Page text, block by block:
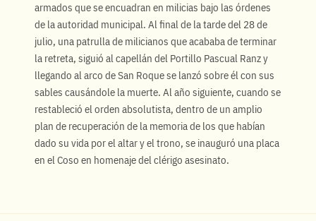
armados que se encuadran en milicias bajo las órdenes
de la autoridad municipal. Al final de la tarde del 28 de
julio, una patrulla de milicianos que acababa de terminar
la retreta, siguió al capellán del Portillo Pascual Ranz y
llegando al arco de San Roque se lanzó sobre él con sus
sables causándole la muerte. Al año siguiente, cuando se
restableció el orden absolutista, dentro de un amplio
plan de recuperación de la memoria de los que habían
dado su vida por el altar y el trono, se inauguró una placa
en el Coso en homenaje del clérigo asesinato.